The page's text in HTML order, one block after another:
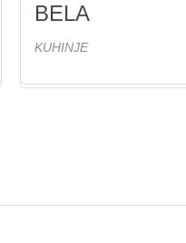
BELA
KUHINJE